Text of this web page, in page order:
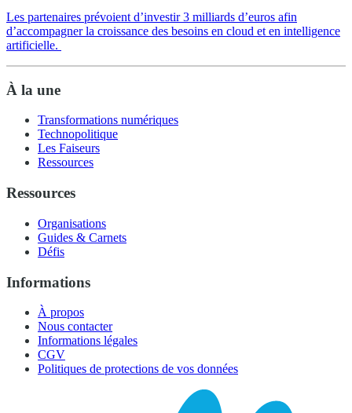
Les partenaires prévoient d’investir 3 milliards d’euros afin
d’accompagner la croissance des besoins en cloud et en intelligence
artificielle.
À la une
Transformations numériques
Technopolitique
Les Faiseurs
Ressources
Ressources
Organisations
Guides & Carnets
Défis
Informations
À propos
Nous contacter
Informations légales
CGV
Politiques de protections de vos données